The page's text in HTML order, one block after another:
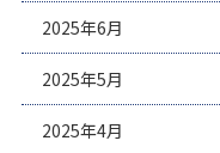
2025年6月
2025年5月
2025年4月